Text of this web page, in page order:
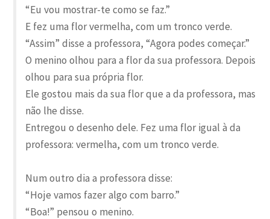
“Eu vou mostrar-te como se faz.”
E fez uma flor vermelha, com um tronco verde.
“Assim” disse a professora, “Agora podes começar.”
O menino olhou para a flor da sua professora. Depois
olhou para sua própria flor.
Ele gostou mais da sua flor que a da professora, mas
não lhe disse.
Entregou o desenho dele. Fez uma flor igual à da
professora: vermelha, com um tronco verde.
Num outro dia a professora disse:
“Hoje vamos fazer algo com barro.”
“Boa!” pensou o menino.